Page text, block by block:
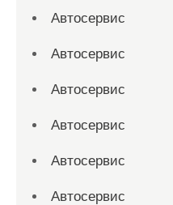
Автосервис
Автосервис
Автосервис
Автосервис
Автосервис
Автосервис